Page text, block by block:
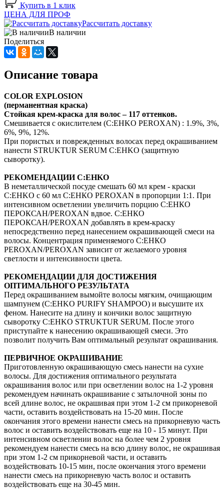
Купить в 1 клик
ЦЕНА ДЛЯ ПРОФ
Рассчитать доставку
В наличии
Поделиться
Описание товара
COLOR EXPLOSION
(перманентная краска)
Стойкая крем-краска для волос – 117 оттенков.
Смешивается с окислителем (C:EHKO PEROXAN) : 1.9%, 3%,
6%, 9%, 12%.
При пористых и поврежденных волосах перед окрашиванием
нанести STRUKTUR SERUM C:EHKO (защитную
сыворотку).
РЕКОМЕНДАЦИИ C:EHKO
В неметаллической посуде смешать 60 мл крем - краски
C:EHKO с 60 мл С:ЕНКО PEROXAN в пропорции 1:1. При
интенсивном осветлении увеличить порцию С:ЕНКО
ПЕРОКСАН/PEROXAN вдвое. С:ЕНКО
ПЕРОКСАН/PEROXAN добавлять в крем-краску
непосредственно перед нанесением окрашивающей смеси на
волосы. Концентрация применяемого С:ЕНКО
PEROXAN/PEROXAN зависит от желаемого уровня
светлости и интенсивности цвета.
РЕКОМЕНДАЦИИ ДЛЯ ДОСТИЖЕНИЯ
ОПТИМАЛЬНОГО РЕЗУЛЬТАТА
Перед окрашиванием вымойте волосы мягким, очищающим
шампунем (C:EHKO PURIFY SHAMPOO) и высушите их
феном. Нанесите на длину и кончики волос защитную
сыворотку C:EHKO STRUKTUR SERUM. После этого
приступайте к нанесению окрашивающей смеси. Это
позволит получить Вам оптимальный результат окрашивания.
ПЕРВИЧНОЕ ОКРАШИВАНИЕ
Приготовленную окрашивающую смесь нанести на сухие
волосы. Для достижения оптимального результата
окрашивания волос или при осветлении волос на 1-2 уровня
рекомендуем начинать окрашивание с затылочной зоны по
всей длине волос, не окрашивая при этом 1-2 см прикорневой
части, оставить воздействовать на 15-20 мин. После
окончания этого времени нанести смесь на прикорневую часть
волос и оставить воздействовать еще на 10 - 15 минут. При
интенсивном осветлении волос на более чем 2 уровня
рекомендуем нанести смесь на всю длину волос, не окрашивая
при этом 1-2 см прикорневой части, и оставить
воздействовать 10-15 мин, после окончания этого времени
нанести смесь на прикорневую часть волос и оставить
воздействовать еще на 30-45 мин.